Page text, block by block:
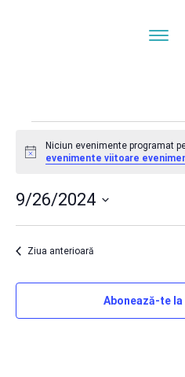
pentru
26
Notificare
Niciun evenimente programat
evenimente viitoare
9/26/2024
Selectează
data.
Ziua anterioară
Abonează-te